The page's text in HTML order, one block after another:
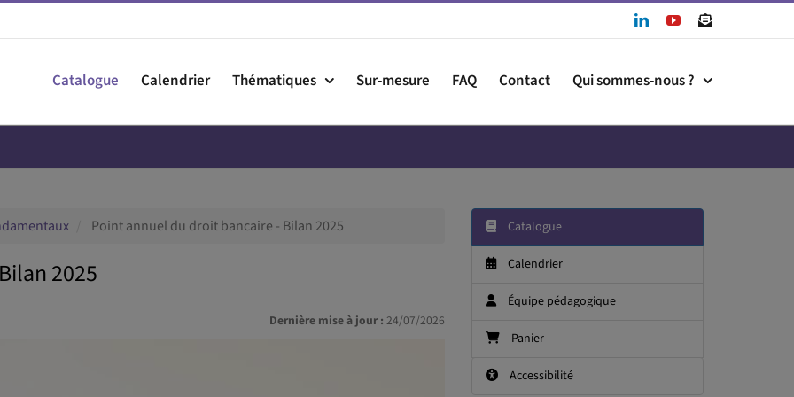
LinkedInYouTube
Catalogue Calendrier Thématiques Sur-mesure FAQ Contact Qui sommes-nous ?
Point annuel du droit bancaire - Bilan 2025
2025
Dernière mise à jour : 24/07/2026
Catalogue
Calendrier
Équipe pédagogique
Panier
Accessibilité